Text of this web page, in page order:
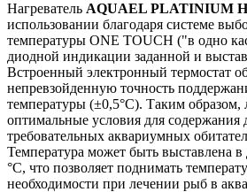
Нагреватель AQUAEL PLATINIUM
использовании благодаря системе
температуры ONE TOUCH ("в одно
диодной индикации заданной и
Встроенный электронный термостат
непревзойденную точность
температуры (±0,5°С). Таким образом,
оптимальные условия для содержания
требовательных аквариумных
Температура может быть выставлена в
°С, что позволяет поднимать
необходимости при лечении рыб в